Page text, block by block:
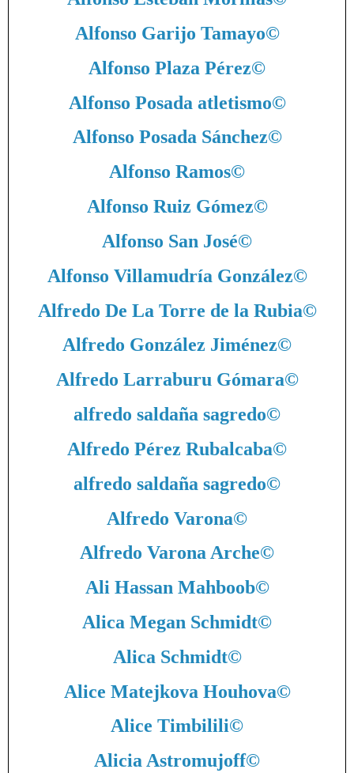
Alfonso Garijo Tamayo©
Alfonso Plaza Pérez©
Alfonso Posada atletismo©
Alfonso Posada Sánchez©
Alfonso Ramos©
Alfonso Ruiz Gómez©
Alfonso San José©
Alfonso Villamudría González©
Alfredo De La Torre de la Rubia©
Alfredo González Jiménez©
Alfredo Larraburu Gómara©
alfredo saldaña sagredo©
Alfredo Pérez Rubalcaba©
alfredo saldaña sagredo©
Alfredo Varona©
Alfredo Varona Arche©
Ali Hassan Mahboob©
Alica Megan Schmidt©
Alica Schmidt©
Alice Matejkova Houhova©
Alice Timbilili©
Alicia Astromujoff©